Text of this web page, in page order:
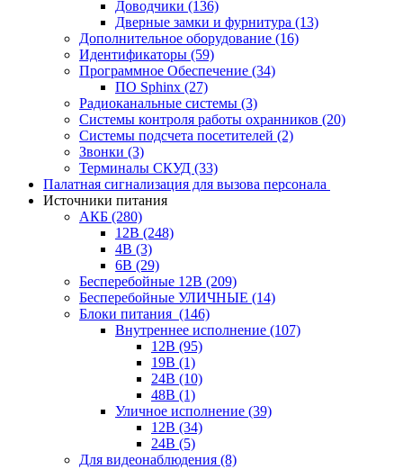
Доводчики (136)
Дверные замки и фурнитура (13)
Дополнительное оборудование (16)
Идентификаторы (59)
Программное Обеспечение (34)
ПО Sphinx (27)
Радиоканальные системы (3)
Системы контроля работы охранников (20)
Системы подсчета посетителей (2)
Звонки (3)
Терминалы СКУД (33)
Палатная сигнализация для вызова персонала
Источники питания
АКБ (280)
12В (248)
4В (3)
6В (29)
Бесперебойные 12В (209)
Бесперебойные УЛИЧНЫЕ (14)
Блоки питания (146)
Внутреннее исполнение (107)
12В (95)
19В (1)
24В (10)
48В (1)
Уличное исполнение (39)
12В (34)
24В (5)
Для видеонаблюдения (8)